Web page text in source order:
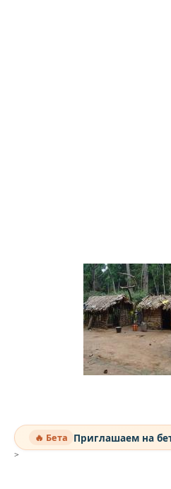
🔥 Бета Приглашаем на
>